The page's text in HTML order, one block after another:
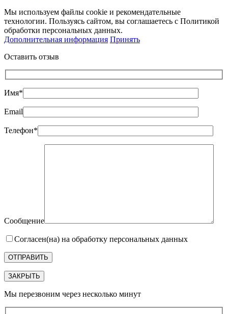
Мы используем файлы cookie и рекомендательные
технологии. Пользуясь сайтом, вы соглашаетесь с Политикой
обработки персональных данных.
Дополнительная информация Принять
Оставить отзыв
Имя*
Email
Телефон*
Сообщение
Согласен(на) на обработку персональных данных
ЗАКРЫТЬ
Мы перезвоним через несколько минут